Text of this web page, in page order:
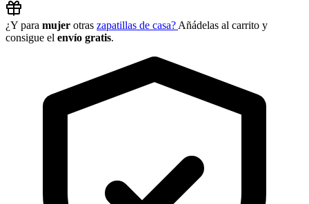
¿Y para mujer otras zapatillas de casa? Añádelas al carrito y
consigue el envío gratis.